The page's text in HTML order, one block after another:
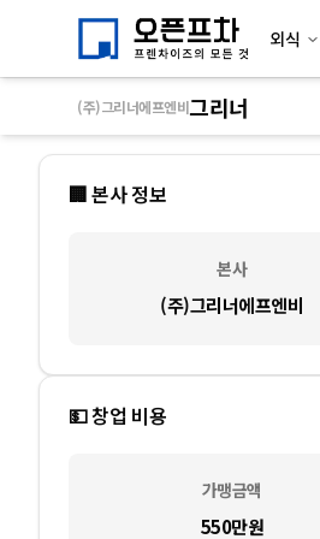
🏢 본사 정보
본사
(주)그리너에프엔비
(주)그리너에프엔비그리너
💵 창업 비용
가맹금액
550만원
외식